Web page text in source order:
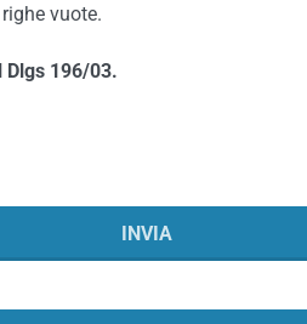
vuote.
Dlgs 196/03.